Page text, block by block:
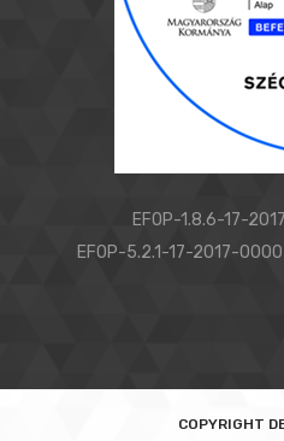
EFOP-1.8.6-17-
EFOP-5.2.1-17-2017-
COPYRIGHT